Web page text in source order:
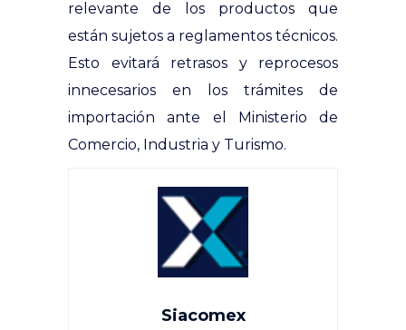
relevante de los productos que
están sujetos a reglamentos técnicos.
Esto evitará retrasos y reprocesos
innecesarios en los trámites de
importación ante el Ministerio de
Comercio, Industria y Turismo.
Siacomex